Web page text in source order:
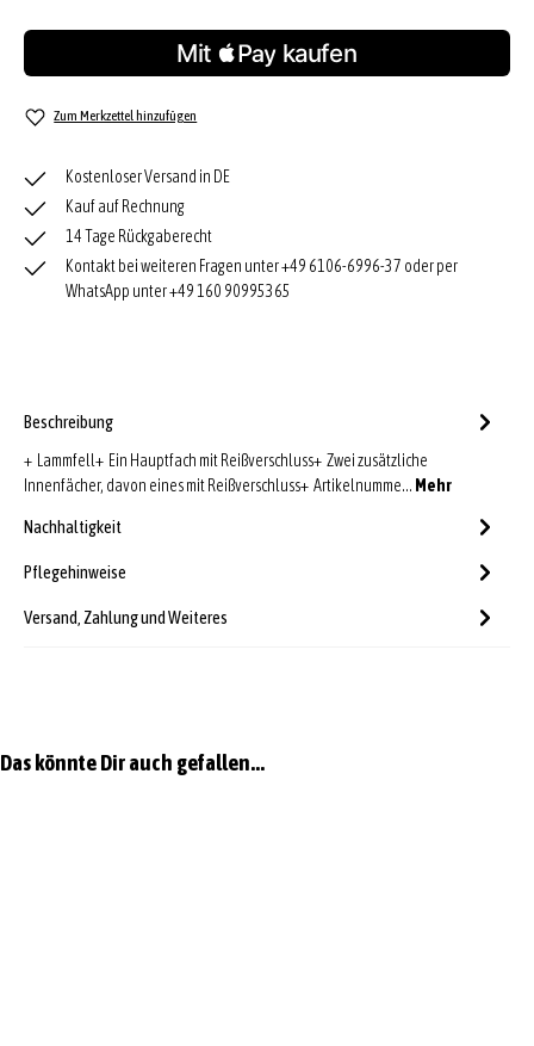
Zum Merkzettel hinzufügen
Kostenloser Versand in DE
Kauf auf Rechnung
14 Tage Rückgaberecht
Kontakt bei weiteren Fragen unter +49 6106-6996-37 oder per
WhatsApp unter +49 160 90995365
Beschreibung
+ Lammfell+ Ein Hauptfach mit Reißverschluss+ Zwei zusätzliche
Innenfächer, davon eines mit Reißverschluss+ Artikelnumme… Mehr
Nachhaltigkeit
Pflegehinweise
Versand, Zahlung und Weiteres
Produktgalerie überspringen
Das könnte Dir auch gefallen...